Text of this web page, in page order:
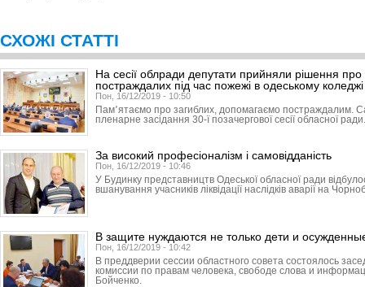
СХОЖІ СТАТТІ
На сесії облради депутати прийняли рішення про
постраждалих під час пожежі в одеському коледжі
Пон, 16/12/2019 - 10:50
Пам՚ятаємо про загиблих, допомагаємо постраждалим.
пленарне засідання 30-ї позачергової сесії обласної ради.
За високий професіоналізм і самовідданість
Пон, 16/12/2019 - 10:46
У Будинку представництв Одеської обласної ради
вшанування учасників ліквідації наслідків аварії на
В защите нуждаются не только дети и
Пон, 16/12/2019 - 10:42
В преддверии сессии областного совета состоялось
комиссии по правам человека, свободе слова и
Бойченко.